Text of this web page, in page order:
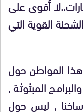
أقوى على
القوية التي
المواطن حول
المبثوثة ,
, ليس حول